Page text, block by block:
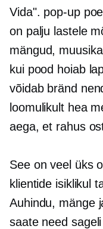
Vida". pop-up
on palju lastele
mängud,
kui pood hoiab
võidab bränd
loomulikult hea
aega, et rahus
See on veel üks
klientide isiklikul
Auhindu, mänge
saate need